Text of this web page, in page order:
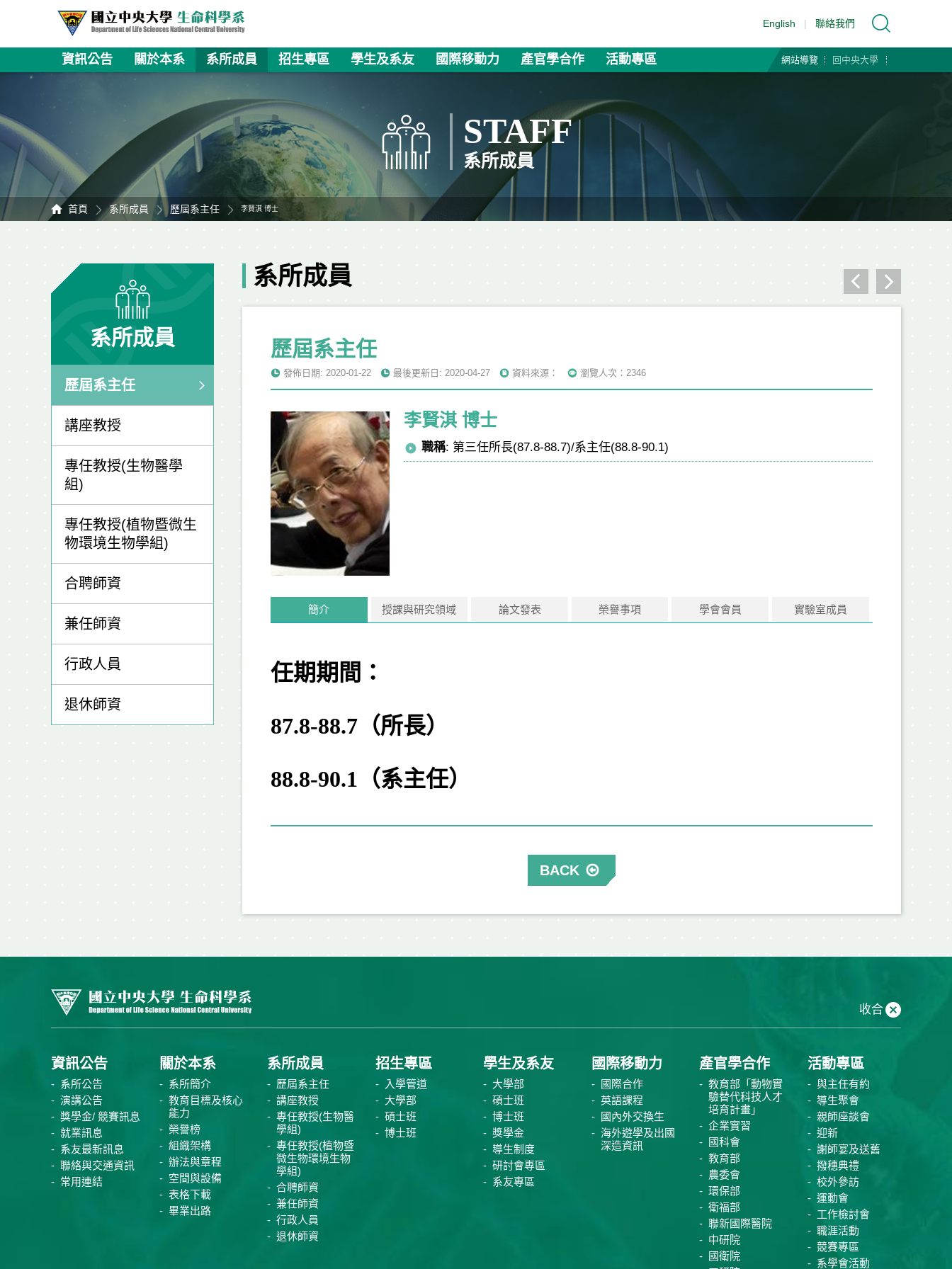
English | 聯絡我們
資訊公告 關於本系 系所成員 招生專區 學生及系友 國際移動力 產官學合作 活動專區 網站導覽 回中央大學
STAFF
系所成員
首頁 系所成員 歷屆系主任 李賢淇 博士
系所成員
歷屆系主任
講座教授
專任教授(生物醫學
組)
專任教授(植物暨微生
物環境生物學組)
合聘師資
兼任師資
行政人員
退休師資
系所成員
歷屆系主任
發佈日期: 2020-01-22 最後更新日: 2020-04-27 資料來源： 瀏覽人次：2346
李賢淇 博士
職稱: 第三任所長(87.8-88.7)/系主任(88.8-90.1)
簡介
任期期間：
87.8-88.7（所長）
88.8-90.1（系主任）
授課與研究領域 論文發表 榮譽事項 學會會員 實驗室成員
BACK
收合
資訊公告
系所公告
演講公告
獎學金/ 競賽訊息
就業訊息
系友最新訊息
聯絡與交通資訊
常用連結
關於本系
系所簡介
教育目標及核心
能力
榮譽榜
組織架構
辦法與章程
空間與設備
表格下載
畢業出路
系所成員
歷屆系主任
講座教授
專任教授(生物醫
學組)
專任教授(植物暨
微生物環境生物
學組)
合聘師資
兼任師資
行政人員
退休師資
招生專區
入學管道
大學部
碩士班
博士班
學生及系友
大學部
碩士班
博士班
獎學金
導生制度
研討會專區
系友專區
國際移動力
國際合作
英語課程
國內外交換生
海外遊學及出國
深造資訊
產官學合作
教育部「動物實
驗替代科技人才
培育計畫」
企業實習
國科會
教育部
農委會
環保部
衛福部
聯新國際醫院
中研院
國衛院
活動專區
與主任有約
導生聚會
親師座談會
迎新
謝師宴及送舊
撥穗典禮
校外參訪
運動會
工作檢討會
職涯活動
競賽專區
系學會活動